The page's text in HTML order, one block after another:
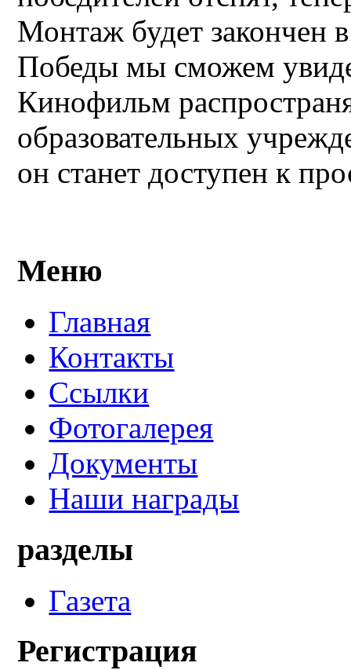
Монтаж будет закончен
Победы мы сможем
Кинофильм
образовательных
он станет доступен к
Меню
Главная
Контакты
Ссылки
Фотогалерея
Документы
Наши награды
разделы
Газета
Регистрация